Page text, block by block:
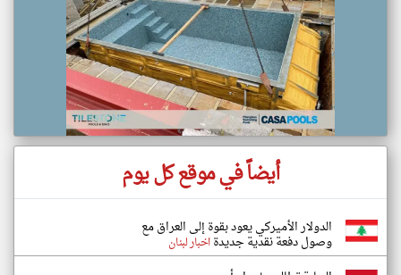
أيضاً في موقع كل يوم
الدولار الأميركي يعود بقوة إلى العراق مع
وصول دفعة نقدية جديدةاخبار لبنان